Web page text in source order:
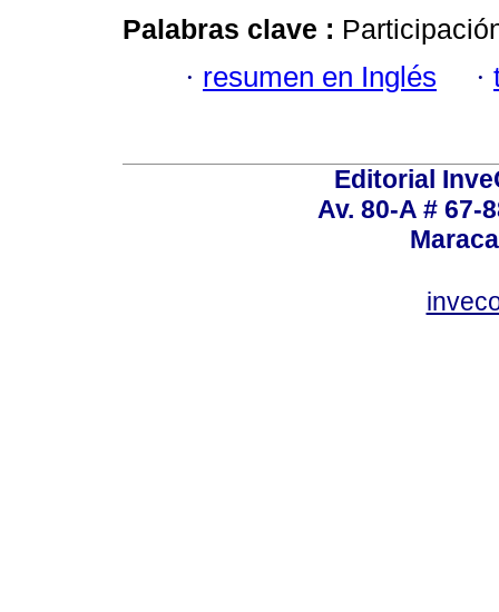
Palabras clave :
· resumen en Inglés ·
Editorial
Av. 80-A # 67-